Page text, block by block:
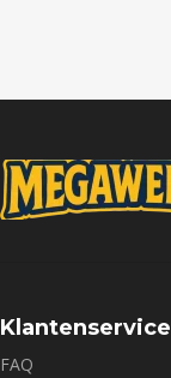
Klantenservice
FAQ